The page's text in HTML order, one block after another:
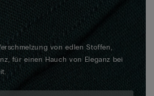
von edlen Stoffen,
für einen Hauch von Eleganz bei